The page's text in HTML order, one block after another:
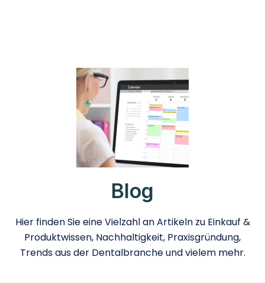
Blog
Hier finden Sie eine Vielzahl an Artikeln zu Einkauf &
Produktwissen, Nachhaltigkeit, Praxisgründung,
Trends aus der Dentalbranche und vielem mehr.